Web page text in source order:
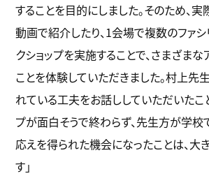
することを目的にしました。そのため、
動画で紹介したり、1会場で複数のファ
クショップを実施することで、さまざま
ことを体験していただきました。村上先
れている工夫をお話ししていただいたこ
プが面白そうで終わらず、先生方が学校
応えを得られた機会になったことは、大
す」